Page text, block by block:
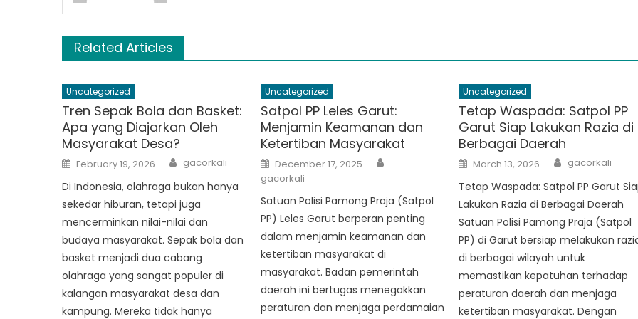
Related Articles
Uncategorized
Tren Sepak Bola dan Basket:
Apa yang Diajarkan Oleh
Masyarakat Desa?
Posted
on
February 19, 2026 Author
gacorkali
Di Indonesia, olahraga bukan hanya
sekedar hiburan, tetapi juga
mencerminkan nilai-nilai dan
budaya masyarakat. Sepak bola dan
basket menjadi dua cabang
olahraga yang sangat populer di
kalangan masyarakat desa dan
kampung. Mereka tidak hanya
Uncategorized
Satpol PP Leles Garut:
Menjamin Keamanan dan
Ketertiban Masyarakat
Posted
on
December 17, 2025
gacorkali
Satuan Polisi Pamong Praja (Satpol
PP) Leles Garut berperan penting
dalam menjamin keamanan dan
ketertiban masyarakat di
masyarakat. Badan pemerintah
daerah ini bertugas menegakkan
peraturan dan menjaga perdamaian
Uncategorized
Tetap Waspada: Satpol PP
Garut Siap Lakukan Razia di
Berbagai Daerah
Posted
on
March 13, 2026 Author
gacorkali
Tetap Waspada: Satpol PP Garut
Lakukan Razia di Berbagai Daerah
Satuan Polisi Pamong Praja (Satpol
PP) di Garut bersiap melakukan
di berbagai wilayah untuk
memastikan kepatuhan terhadap
peraturan daerah dan menjaga
ketertiban masyarakat. Dengan